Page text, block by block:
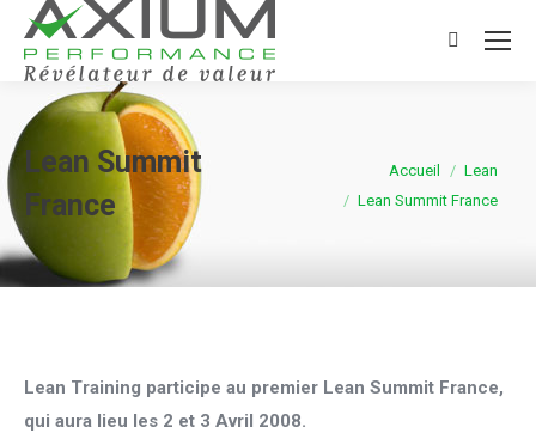
Search:
Lean Summit
France
Accueil
Lean
Lean Summit France
Lean Training participe au premier Lean Summit France,
qui aura lieu les 2 et 3 Avril 2008.